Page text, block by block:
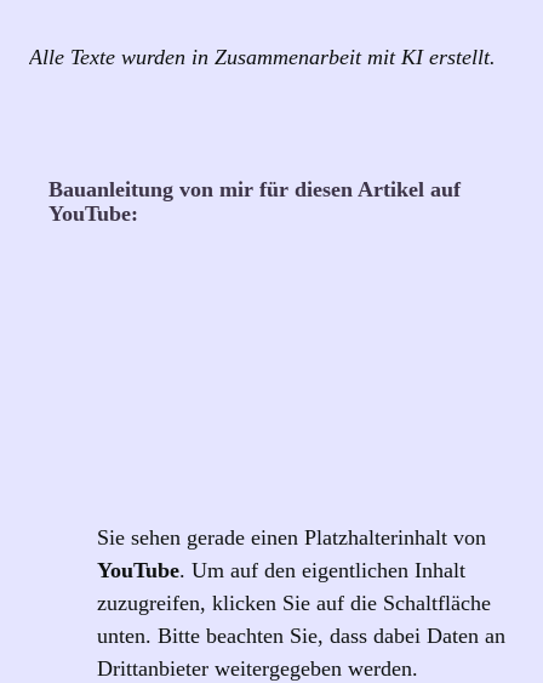
Alle Texte wurden in Zusammenarbeit mit KI erstellt.
Bauanleitung von mir für diesen Artikel auf
YouTube:
Sie sehen gerade einen Platzhalterinhalt von
YouTube. Um auf den eigentlichen Inhalt
zuzugreifen, klicken Sie auf die Schaltfläche
unten. Bitte beachten Sie, dass dabei Daten an
Drittanbieter weitergegeben werden.